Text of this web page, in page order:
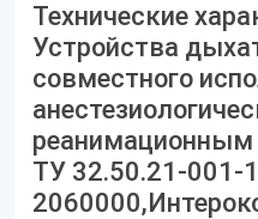
Технические
Устройства
совместного
реанимационным
ТУ 32.50.21-001-